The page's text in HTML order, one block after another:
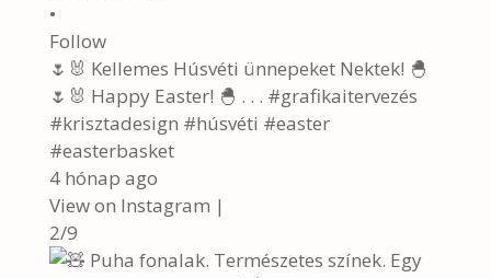
•
Follow
🌷🐰 Kellemes Húsvéti ünnepeket Nektek! 🐣
🌷🐰 Happy Easter! 🐣 . . . #grafikaitervezés
#krisztadesign #húsvéti #easter
#easterbasket
4 hónap ago
View on Instagram |
2/9